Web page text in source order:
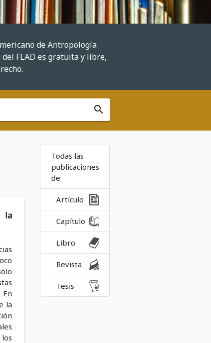
de Antropología
FLAD es gratuita y libre,
search
la
la
Todas las
publicaciones
de:
Artículo
Capítulo
Libro
Revista
Tesis